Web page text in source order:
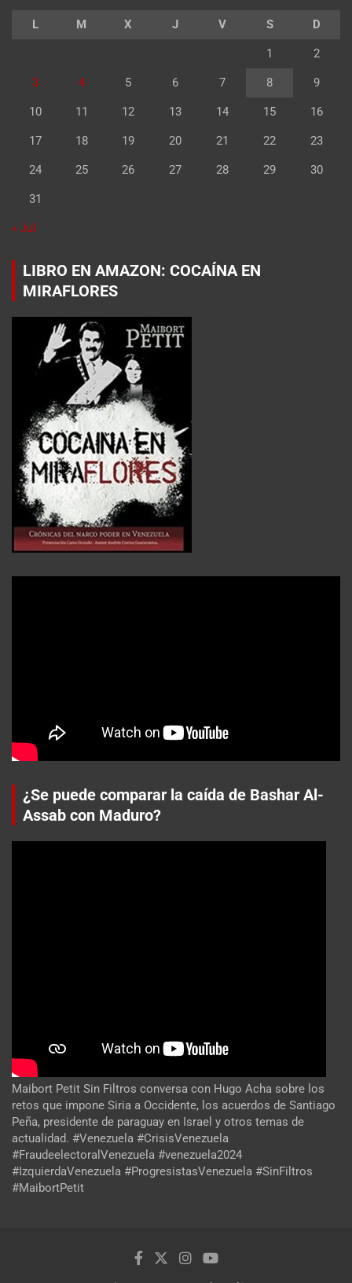
L M X J V S D
1 2
3 4 5 6 7 8 9
10 11 12 13 14 15 16
17 18 19 20 21 22 23
24 25 26 27 28 29 30
31
« Jul
LIBRO EN AMAZON: COCAÍNA EN
MIRAFLORES
¿Se puede comparar la caída de Bashar Al-
Assab con Maduro?
Maibort Petit Sin Filtros conversa con Hugo Acha sobre los
retos que impone Siria a Occidente, los acuerdos de Santiago
Peña, presidente de paraguay en Israel y otros temas de
actualidad. #Venezuela #CrisisVenezuela
#FraudeelectoralVenezuela #venezuela2024
#IzquierdaVenezuela #ProgresistasVenezuela #SinFiltros
#MaibortPetit